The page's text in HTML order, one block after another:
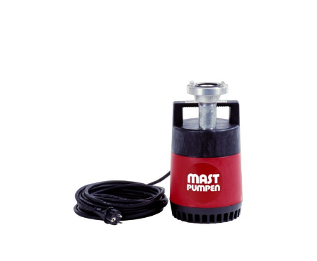
La pompe submersible maniable est idéale
pour une utilisation professionnelle ou
privée et convient parfaitement au drainage
des eaux usées dans les utilisations mobiles.
Il convient de souligner tout
particulièrement le dispositif d'aspiration à